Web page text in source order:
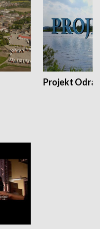
Projekt Odra